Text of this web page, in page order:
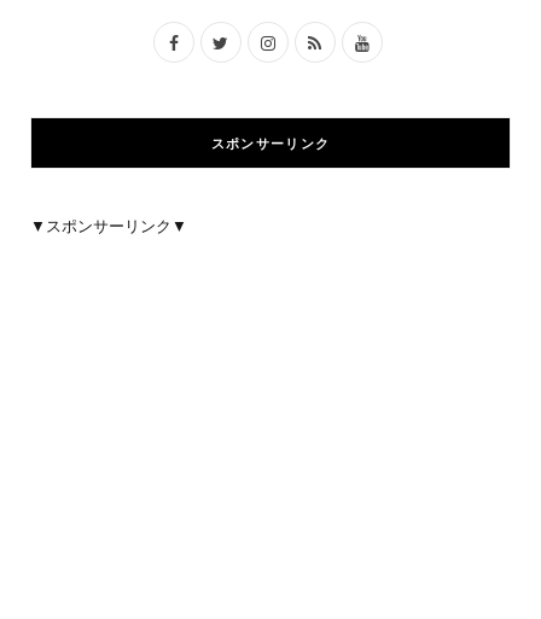
F
c
e
i
t
I
s
t
R
S
Y
u
T
スポンサーリンク
▼スポンサーリンク▼